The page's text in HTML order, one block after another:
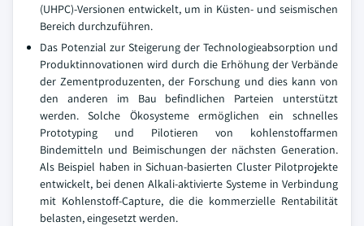
(UHPC)-Versionen entwickelt, um in Küsten- und seismischen
Bereich durchzuführen.
Das Potenzial zur Steigerung der Technologieabsorption und
Produktinnovationen wird durch die Erhöhung der Verbände
der Zementproduzenten, der Forschung und dies kann von
den anderen im Bau befindlichen Parteien unterstützt
werden. Solche Ökosysteme ermöglichen ein schnelles
Prototyping und Pilotieren von kohlenstoffarmen
Bindemitteln und Beimischungen der nächsten Generation.
Als Beispiel haben in Sichuan-basierten Cluster Pilotprojekte
entwickelt, bei denen Alkali-aktivierte Systeme in Verbindung
mit Kohlenstoff-Capture, die die kommerzielle Rentabilität
belasten, eingesetzt werden.